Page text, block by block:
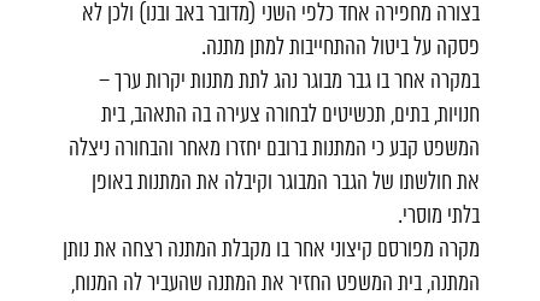
בצורה מחפירה אחד כלפי השני (מדובר באב ובנו) ולכן לא
פסקה על ביטול ההתחייבות למתן מתנה.
במקרה אחר בו גבר מבוגר נהג לתת מתנות יקרות ערך –
חנויות, בתים, תכשיטים לבחורה צעירה בה התאהב, בית
המשפט קבע כי המתנות ברובם יחזרו מאחר והבחורה ניצלה
את חולשתו של הגבר המבוגר וקיבלה את המתנות באופן
בלתי מוסרי.
מקרה מפורסם קיצוני אחר בו מקבלת המתנה רצחה את נותן
המתנה, בית המשפט החזיר את המתנה שהעביר לה המנוח,